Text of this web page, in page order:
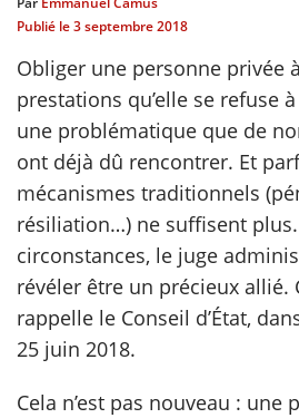
Publié le3 septembre 2018
Obliger une personne privée
prestations qu’elle se refuse
une problématique que de
ont déjà dû rencontrer. Et
mécanismes traditionnels
résiliation…) ne suffisent
circonstances, le juge
révéler être un précieux allié.
rappelle le Conseil d’État,
25 juin 2018.
Cela n’est pas nouveau :